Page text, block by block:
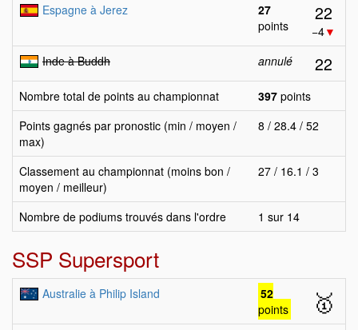
Espagne à Jerez
27
points
22
−4▼
Inde à Buddh
annulé 22
Nombre total de points au championnat 397 points
Points gagnés par pronostic (min / moyen /
max)
8 / 28.4 / 52
Classement au championnat (moins bon /
moyen / meilleur)
27 / 16.1 / 3
Nombre de podiums trouvés dans l'ordre 1 sur 14
SSP Supersport
Australie à Philip Island
52
points
🥇